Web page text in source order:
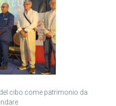
cibo come patrimonio da